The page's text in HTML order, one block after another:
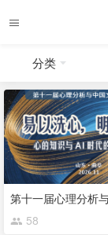
分类
58